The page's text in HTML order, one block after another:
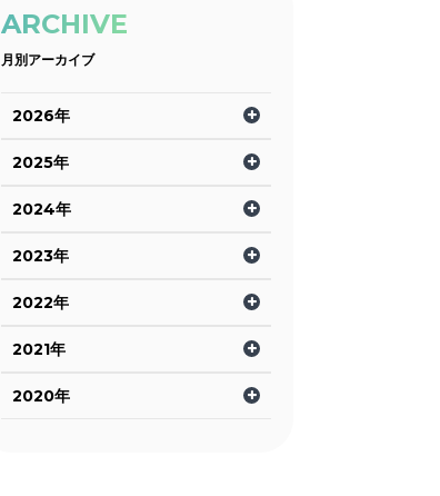
ARCHIVE
月別アーカイブ
2026年
2025年
2024年
2023年
2022年
2021年
2020年